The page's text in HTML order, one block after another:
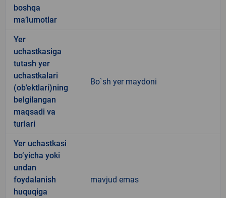
boshqa
ma’lumotlar
Yer
uchastkasiga
tutash yer
uchastkalari
(ob’ektlari)ning
belgilangan
maqsadi va
turlari
Bo`sh yer maydoni
Yer uchastkasi
bo‘yicha yoki
undan
foydalanish
huquqiga
mavjud emas